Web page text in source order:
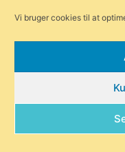
Vi bruger cookies til at